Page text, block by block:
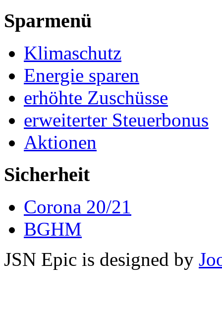
Sparmenü
Klimaschutz
Energie sparen
erhöhte Zuschüsse
erweiterter Steuerbonus
Aktionen
Sicherheit
Corona 20/21
BGHM
JSN Epic is designed by